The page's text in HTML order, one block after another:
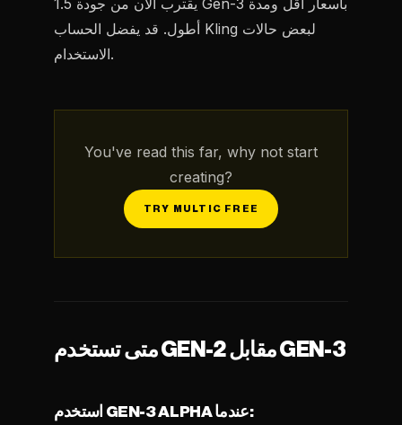
1.5 يقترب الآن من جودة Gen-3 بأسعار أقل ومدة
أطول. قد يفضل الحساب Kling لبعض حالات
الاستخدام.
You've read this far, why not start
creating?
TRY MULTIC FREE
متى تستخدم GEN-2 مقابل GEN-3
استخدم GEN-3 ALPHA عندما: